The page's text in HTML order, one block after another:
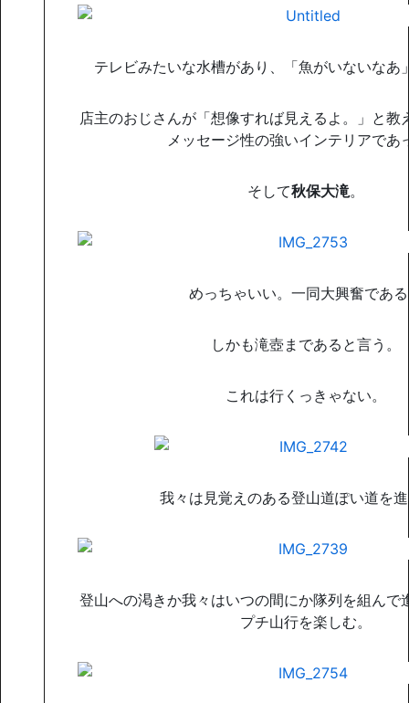
テレビみたいな水槽があり、「魚がいないなあ
店主のおじさんが「想像すれば見えるよ。」と教
メッセージ性の強いインテリアであ
そして秋保大滝。
めっちゃいい。一同大興奮であ
しかも滝壺まであると言う。
これは行くっきゃない。
我々は見覚えのある登山道ぽい道を
登山への渇きか我々はいつの間にか隊列を組んで
プチ山行を楽しむ。